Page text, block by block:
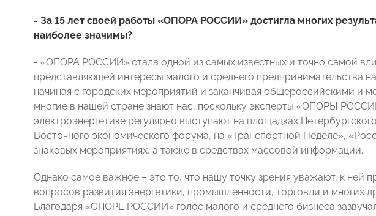
- За 15 лет своей работы «ОПОРА РОССИИ» достигла многих
наиболее значимы?
- «ОПОРА РОССИИ» стала одной из самых известных и точно самой
представляющей интересы малого и среднего предпринимательства
начиная с городских мероприятий и заканчивая общероссийскими и
многие в нашей стране знают нас, поскольку эксперты «ОПОРЫ
электроэнергетике регулярно выступают на площадках
Восточного экономического форума, на «Транспортной Неделе»,
знаковых мероприятиях, а также в средствах массовой информации.
Однако самое важное – это то, что нашу точку зрения уважают, к ней
вопросов развития энергетики, промышленности, торговли и многих
Благодаря «ОПОРЕ РОССИИ» голос малого и среднего бизнеса